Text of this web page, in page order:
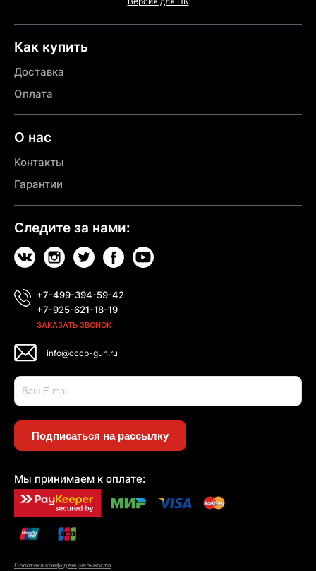
Как купить
Доставка
Оплата
О нас
Контакты
Гарантии
Следите за нами:
+7-499-394-59-42
+7-925-621-18-19
ЗАКАЗАТЬ ЗВОНОК
info@cccp-gun.ru
Подписаться на рассылку
Мы принимаем к оплате:
Политика конфиденциальности